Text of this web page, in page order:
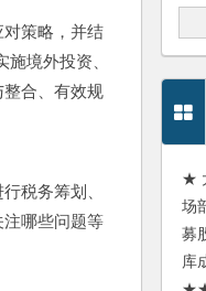
策略，并结
境外投资、
合、有效规
税务筹划、
哪些问题等
★
场
募
库